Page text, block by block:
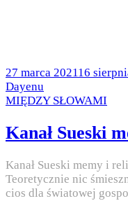
Posted
on
27 marca 202116
by
Dayenu
Posted
MIĘDZY SŁOWAMI
Kanał Sueski
Kanał Sueski memy i
Teoretycznie nic
cios dla światowej